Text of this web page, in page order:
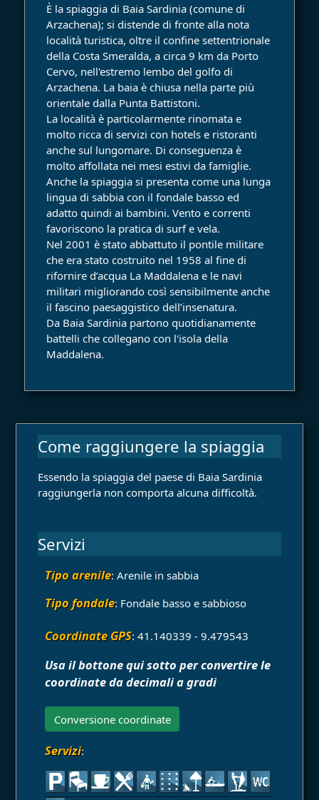
È la spiaggia di Baia Sardinia (comune di
Arzachena); si distende di fronte alla nota
località turistica, oltre il confine settentrionale
della Costa Smeralda, a circa 9 km da Porto
Cervo, nell'estremo lembo del golfo di
Arzachena. La baia è chiusa nella parte più
orientale dalla Punta Battistoni.
La località è particolarmente rinomata e
molto ricca di servizi con hotels e ristoranti
anche sul lungomare. Di conseguenza è
molto affollata nei mesi estivi da famiglie.
Anche la spiaggia si presenta come una lunga
lingua di sabbia con il fondale basso ed
adatto quindi ai bambini. Vento e correnti
favoriscono la pratica di surf e vela.
Nel 2001 è stato abbattuto il pontile militare
che era stato costruito nel 1958 al fine di
rifornire d’acqua La Maddalena e le navi
militari migliorando così sensibilmente anche
il fascino paesaggistico dell’insenatura.
Da Baia Sardinia partono quotidianamente
battelli che collegano con l'isola della
Maddalena.
Come raggiungere la spiaggia
Essendo la spiaggia del paese di Baia Sardinia
raggiungerla non comporta alcuna difficoltà.
Servizi
Tipo arenile: Arenile in sabbia
Tipo fondale: Fondale basso e sabbioso
Coordinate GPS: 41.140339 - 9.479543
Usa il bottone qui sotto per convertire le
coordinate da decimali a gradi
Conversione coordinate
Servizi: